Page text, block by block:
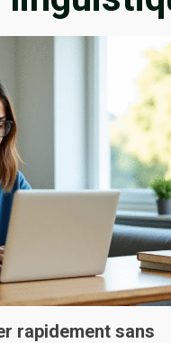
rapidement sans